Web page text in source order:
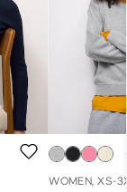
WOMEN, XS-